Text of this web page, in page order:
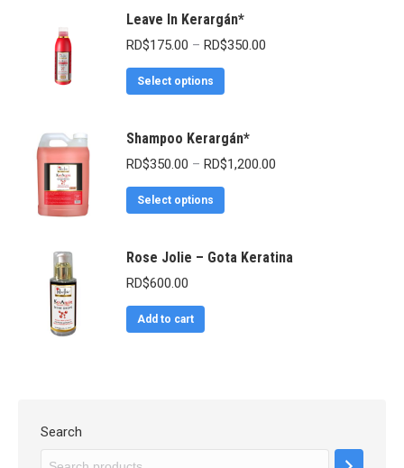
Leave In Kerargán*
RD$175.00 – RD$350.00
Select options
Shampoo Kerargán*
RD$350.00 – RD$1,200.00
Select options
Rose Jolie – Gota Keratina
RD$600.00
Add to cart
Search